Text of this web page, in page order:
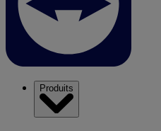
Produits